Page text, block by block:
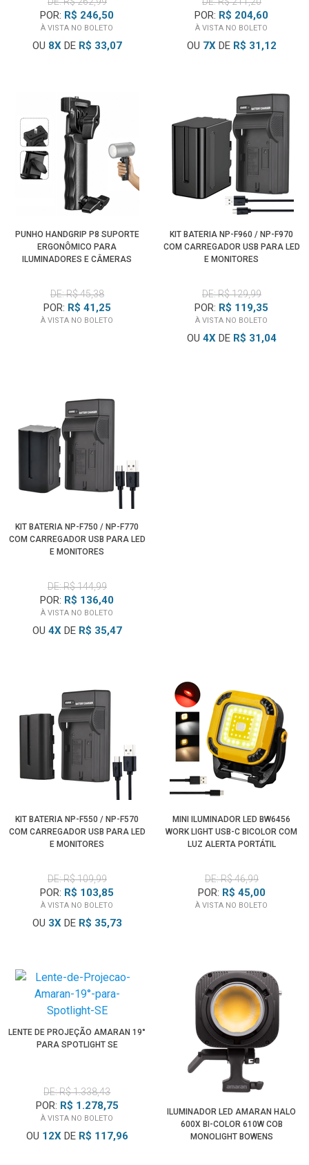
POR: R$ 246,50
À VISTA NO BOLETO
OU 8XDE R$ 33,07
POR: R$ 204,60
À VISTA NO BOLETO
OU 7XDE R$ 31,12
PUNHO HANDGRIP P8 SUPORTE
ERGONÔMICO PARA
ILUMINADORES E CÂMERAS
DE: R$ 45,38
POR: R$ 41,25
À VISTA NO BOLETO
KIT BATERIA NP-F960 / NP-F970
COM CARREGADOR USB PARA LED
E MONITORES
DE: R$ 129,99
POR: R$ 119,35
À VISTA NO BOLETO
OU 4XDE R$ 31,04
KIT BATERIA NP-F750 / NP-F770
COM CARREGADOR USB PARA LED
E MONITORES
DE: R$ 144,99
POR: R$ 136,40
À VISTA NO BOLETO
OU 4XDE R$ 35,47
KIT BATERIA NP-F550 / NP-F570
COM CARREGADOR USB PARA LED
E MONITORES
DE: R$ 109,99
POR: R$ 103,85
À VISTA NO BOLETO
OU 3XDE R$ 35,73
MINI ILUMINADOR LED BW6456
WORK LIGHT USB-C BICOLOR COM
LUZ ALERTA PORTÁTIL
DE: R$ 46,99
POR: R$ 45,00
À VISTA NO BOLETO
LENTE DE PROJEÇÃO AMARAN 19°
PARA SPOTLIGHT SE
DE: R$ 1.338,43
POR: R$ 1.278,75
À VISTA NO BOLETO
OU 12XDE R$ 117,96
ILUMINADOR LED AMARAN HALO
600X BI-COLOR 610W COB
MONOLIGHT BOWENS